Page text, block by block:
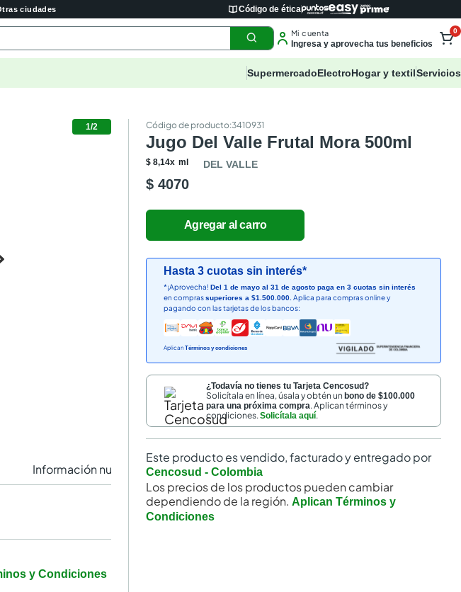
ciudades Código de ética
Mi cuenta
Ingresa y aprovecha tus beneficios
0
SupermercadoElectroHogar y textilServicios
1/2
Información nutricional
y Condiciones
:3410931
Jugo Del Valle Frutal Mora 500ml
$ 8,14x ml DEL VALLE
$ 4070
Hasta 3 cuotas sin interés*
*¡Aprovecha!Del 1 de mayo al 31 de agosto paga en 3 cuotas sin interés
en comprassuperiores a $1.500.000. Aplica para compras online y
pagando con las tarjetas de los bancos:
Aplican Términos y condiciones
¿Todavía no tienes tu Tarjeta Cencosud?
Solicítala en línea, úsala y obtén unbono de $100.000
para una próxima compra. Aplican términos y
condiciones.Solicítala aquí.
Este producto es vendido, facturado y entregado por
Cencosud - Colombia
Los precios de los productos pueden cambiar
dependiendo de la región. Aplican Términos y
Condiciones